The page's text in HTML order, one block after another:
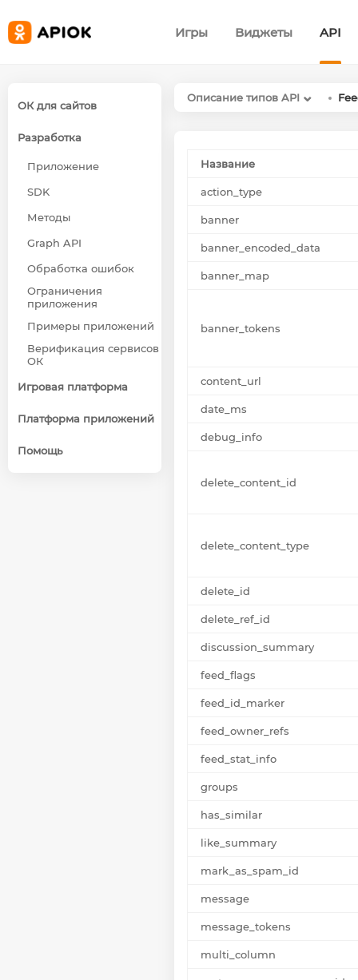
Игры Виджеты API
ОК для сайтов
Разработка
Приложение
SDK
Методы
Graph API
Обработка ошибок
Ограничения
приложения
Примеры приложений
Верификация сервисов
ОК
Игровая платформа
Платформа приложений
Помощь
Описание типов API
Название
action_type
banner
banner_encoded_data
banner_map
banner_tokens
content_url
date_ms
debug_info
delete_content_id
delete_content_type
delete_id
delete_ref_id
discussion_summary
feed_flags
feed_id_marker
feed_owner_refs
feed_stat_info
groups
has_similar
like_summary
mark_as_spam_id
message
message_tokens
multi_column